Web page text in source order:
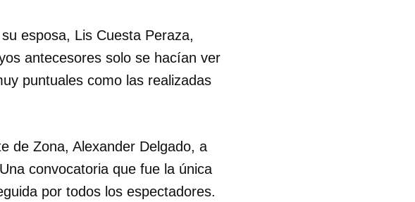
iniciar sesión con tu
esposa, Lis Cuesta Peraza,
antecesores solo se hacían ver
puntuales como las realizadas
de Zona, Alexander Delgado, a
convocatoria que fue la única
por todos los espectadores.